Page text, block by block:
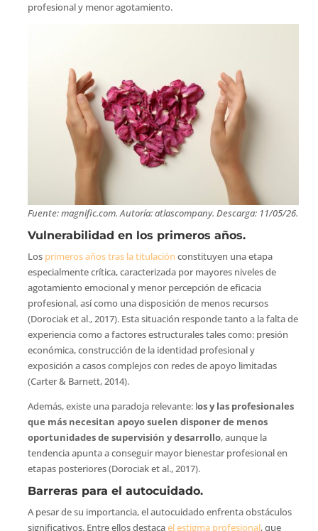
profesional y menor agotamiento.
Fuente: magnific.com. Autoría: atlascompany. Descarga: 11/05/26.
Vulnerabilidad en los primeros años.
Los primeros años tras la titulación constituyen una etapa
especialmente crítica, caracterizada por mayores niveles de
agotamiento emocional y menor percepción de eficacia
profesional, así como una disposición de menos recursos
(Dorociak et al., 2017). Esta situación responde tanto a la falta de
experiencia como a factores estructurales tales como: presión
económica, construcción de la identidad profesional y
exposición a casos complejos con redes de apoyo limitadas
(Carter & Barnett, 2014).
Además, existe una paradoja relevante: los y las profesionales
que más necesitan apoyo suelen disponer de menos
oportunidades de supervisión y desarrollo, aunque la
tendencia apunta a conseguir mayor bienestar profesional en
etapas posteriores (Dorociak et al., 2017).
Barreras para el autocuidado.
A pesar de su importancia, el autocuidado enfrenta obstáculos
significativos. Entre ellos destacael estigma profesional, que